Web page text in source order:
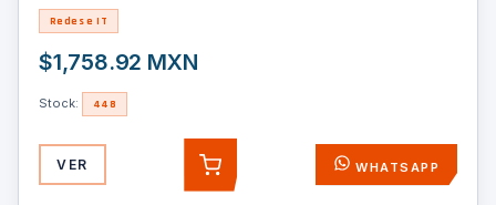
Redes e IT
$1,758.92 MXN
Stock: 448
VER AGREGAR WHATSAPP